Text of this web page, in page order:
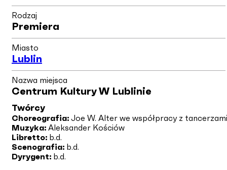
Rodzaj
Premiera
Miasto
Lublin
Nazwa miejsca
Centrum Kultury W Lublinie
Twórcy
Choreografia: Joe W. Alter we współpracy z tancerzami
Muzyka: Aleksander Kościów
Libretto: b.d.
Scenografia: b.d.
Dyrygent: b.d.